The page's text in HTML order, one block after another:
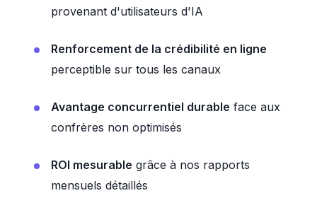
provenant d'utilisateurs d'IA
Renforcement de la crédibilité en ligne
perceptible sur tous les canaux
Avantage concurrentiel durable face aux
confrères non optimisés
ROI mesurable grâce à nos rapports
mensuels détaillés